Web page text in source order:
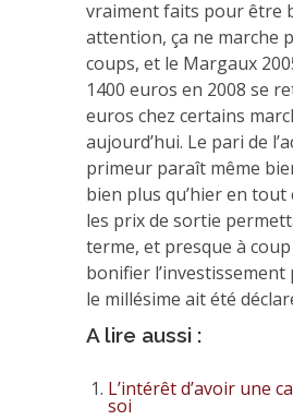
vraiment faits pour être
attention, ça ne marche
coups, et le Margaux
1400 euros en 2008 se
euros chez certains
aujourd’hui. Le pari de
primeur paraît même
bien plus qu’hier en tout
les prix de sortie
terme, et presque à
bonifier
le millésime ait été
A lire aussi :
L’intérêt d’avoir une
soi